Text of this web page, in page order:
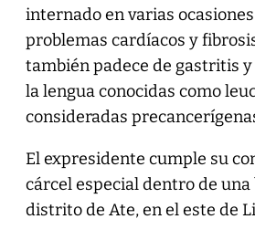
internado en varias
problemas cardíacos y
también padece de gastritis
la lengua conocidas como
consideradas
El expresidente cumple su
cárcel especial dentro de
distrito de Ate, en el este de